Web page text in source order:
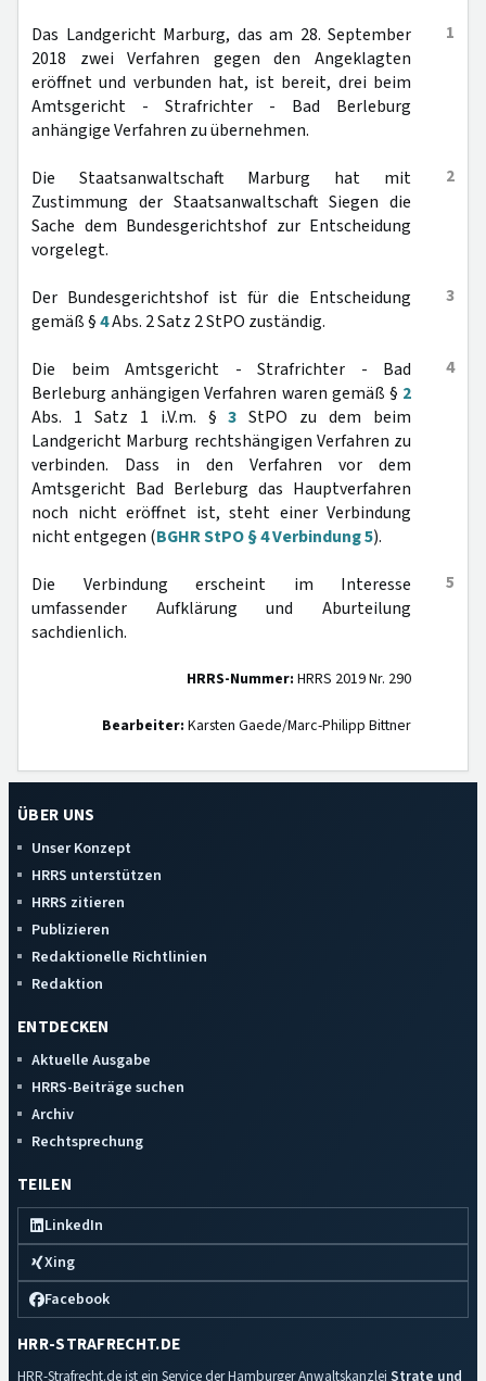
1
Das Landgericht Marburg, das am 28. September
2018 zwei Verfahren gegen den Angeklagten
eröffnet und verbunden hat, ist bereit, drei beim
Amtsgericht - Strafrichter - Bad Berleburg
anhängige Verfahren zu übernehmen.
2
Die Staatsanwaltschaft Marburg hat mit
Zustimmung der Staatsanwaltschaft Siegen die
Sache dem Bundesgerichtshof zur Entscheidung
vorgelegt.
3
Der Bundesgerichtshof ist für die Entscheidung
gemäß §4Abs. 2 Satz 2 StPO zuständig.
4
Die beim Amtsgericht - Strafrichter - Bad
Berleburg anhängigen Verfahren waren gemäß § 2
Abs. 1 Satz 1 i.V.m. §3 StPO zu dem beim
Landgericht Marburg rechtshängigen Verfahren zu
verbinden. Dass in den Verfahren vor dem
Amtsgericht Bad Berleburg das Hauptverfahren
noch nicht eröffnet ist, steht einer Verbindung
nicht entgegen (BGHR StPO § 4 Verbindung 5).
5
Die Verbindung erscheint im Interesse
umfassender Aufklärung und Aburteilung
sachdienlich.
HRRS-Nummer: HRRS 2019 Nr. 290
Bearbeiter: Karsten Gaede/Marc-Philipp Bittner
ÜBER UNS
Unser Konzept
HRRS unterstützen
HRRS zitieren
Publizieren
Redaktionelle Richtlinien
Redaktion
ENTDECKEN
Aktuelle Ausgabe
HRRS-Beiträge suchen
Archiv
Rechtsprechung
TEILEN
LinkedIn
Xing
Facebook
HRR-STRAFRECHT.DE
HRR-Strafrecht.de ist ein Service der Hamburger Anwaltskanzlei Strate und